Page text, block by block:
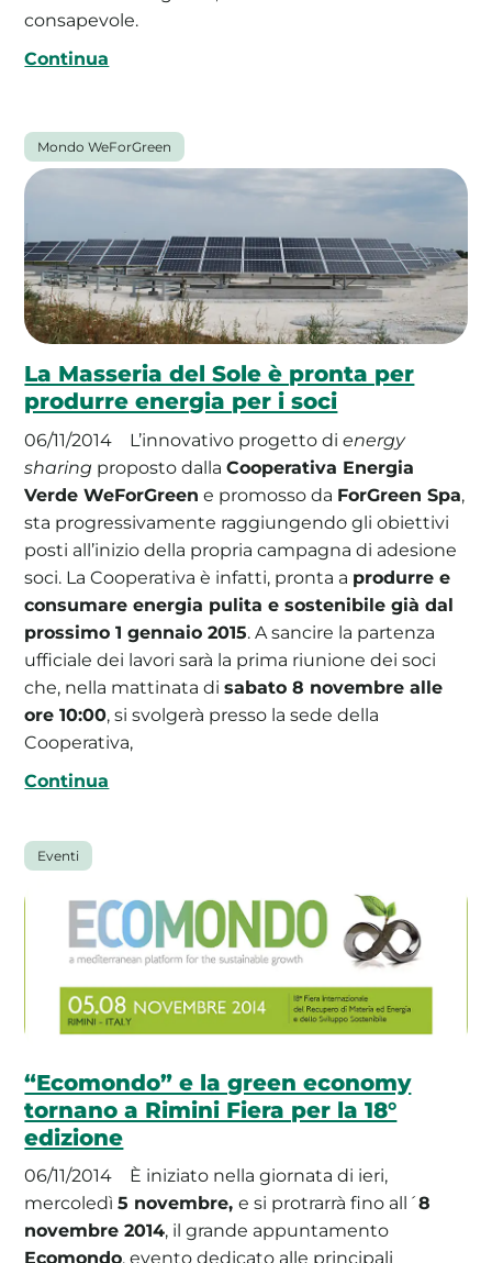
consapevole.
Continua
Mondo WeForGreen
La Masseria del Sole è pronta per
produrre energia per i soci
06/11/2014 L’innovativo progetto dienergy
sharing proposto dallaCooperativa Energia
Verde WeForGreen e promosso da ForGreen Spa,
sta progressivamente raggiungendo gli obiettivi
posti all’inizio della propria campagna di adesione
soci. La Cooperativa è infatti, pronta a produrre e
consumare energia pulita e sostenibile già dal
prossimo 1 gennaio 2015. A sancire la partenza
ufficiale dei lavori sarà la prima riunione dei soci
che, nella mattinata disabato 8 novembre alle
ore 10:00, si svolgerà presso la sede della
Cooperativa,
Continua
Eventi
“Ecomondo” e la green economy
tornano a Rimini Fiera per la 18°
edizione
06/11/2014
È iniziato nella giornata di ieri,
mercoledì5 novembre,e si protrarrà fino all´8
novembre 2014, il grande appuntamento
Ecomondo, evento dedicato alle principali